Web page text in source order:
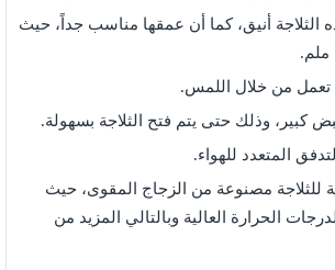
الثلاجة أنيق، كما أن عمقها مناسب جداً، حيث
من خلال اللمس.
كبير، وذلك حتى يتم فتح الثلاجة بسهولة.
المتعدد للهواء.
للثلاجة مصنوعة من الزجاج المقوى، حيث
الحرارة العالية وبالتالي المزيد من